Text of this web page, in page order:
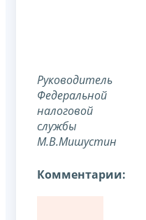
Руководитель
Федеральной
налоговой
службы
М.В.Мишустин
Комментарии: